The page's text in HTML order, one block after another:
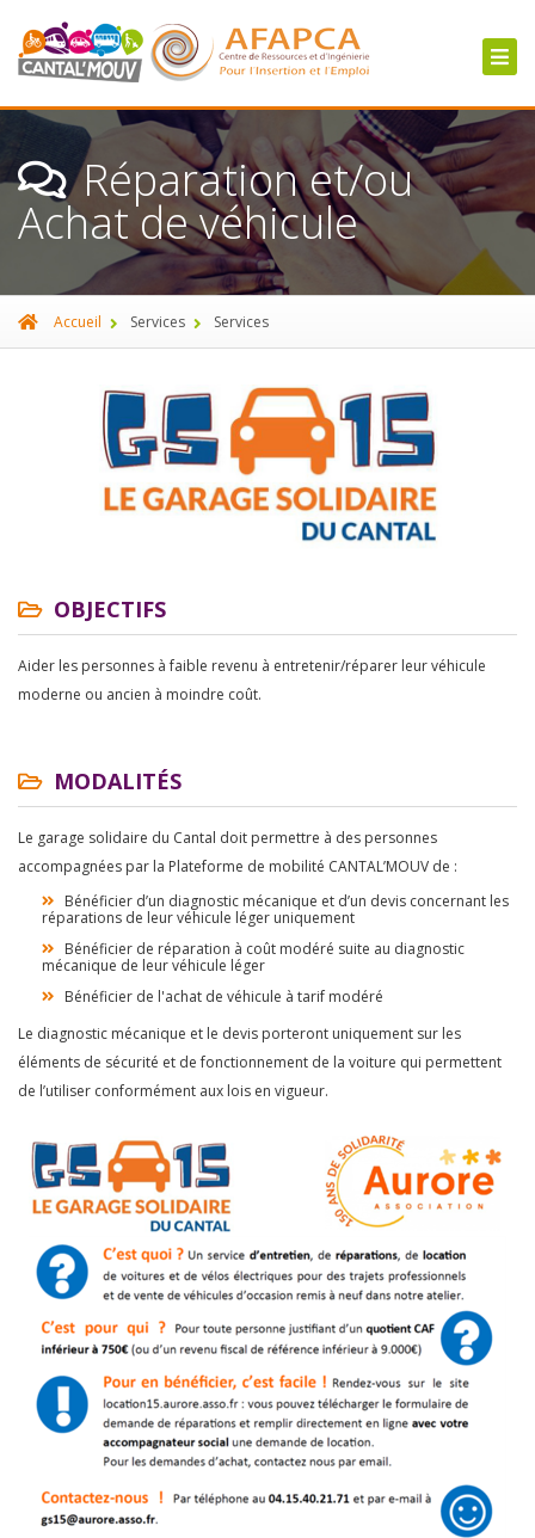
Réparation et/ou
Achat de véhicule
Accueil Services Services
OBJECTIFS
Aider les personnes à faible revenu à entretenir/réparer leur véhicule
moderne ou ancien à moindre coût.
MODALITÉS
Le garage solidaire du Cantal doit permettre à des personnes
accompagnées par la Plateforme de mobilité CANTAL’MOUV de :
Bénéficier d’un diagnostic mécanique et d’un devis concernant les
réparations de leur véhicule léger uniquement
Bénéficier de réparation à coût modéré suite au diagnostic
mécanique de leur véhicule léger
Bénéficier de l'achat de véhicule à tarif modéré
Le diagnostic mécanique et le devis porteront uniquement sur les
éléments de sécurité et de fonctionnement de la voiture qui permettent
de l’utiliser conformément aux lois en vigueur.